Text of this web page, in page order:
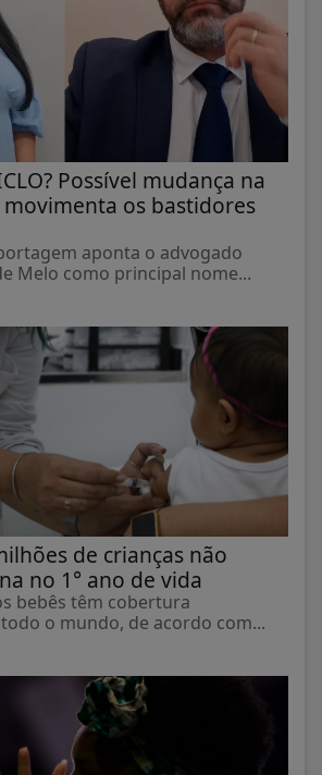
Possível mudança na
os bastidores
aponta o advogado
Melo como principal nome...
de crianças não
no 1° ano de vida
bebês têm cobertura
o mundo, de acordo com...